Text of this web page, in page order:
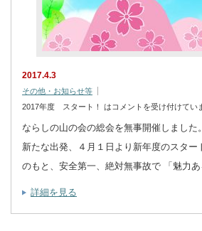
2017.4.3
その他・お知らせ等
2017年度 スタート！ は コメントを受け付けてい
ならしの山の会の総会を無事開催しました
新たな出発、４月１日より新年度のスター
のもと、安全第一、絶対無事故で 「魅力あ
詳細を見る